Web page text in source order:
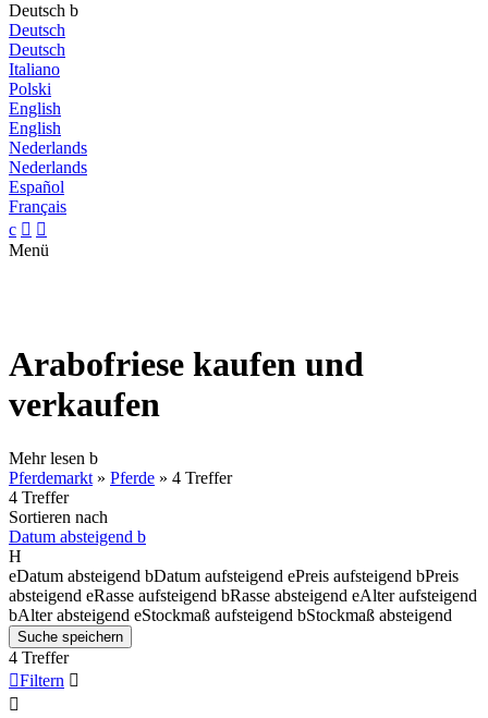
Deutsch b
Deutsch
Deutsch
Italiano
Polski
English
English
Nederlands
Nederlands
Español
Français
c  
Menü
Arabofriese kaufen und
verkaufen
Mehr lesen b
Pferdemarkt » Pferde » 4 Treffer
4 Treffer
Sortieren nach
Datum absteigend b
H
eDatum absteigend bDatum aufsteigend ePreis aufsteigend bPreis
absteigend eRasse aufsteigend bRasse absteigend eAlter aufsteigend
bAlter absteigend eStockmaß aufsteigend bStockmaß absteigend
Suche speichern
4 Treffer
Filtern 
